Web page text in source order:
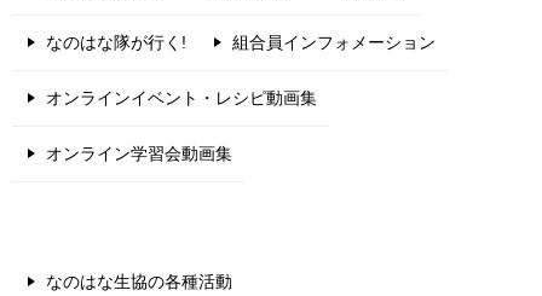
なのはな隊が行く! 組合員インフォメーション
オンラインイベント・レシピ動画集
オンライン学習会動画集
なのはな生協の各種活動